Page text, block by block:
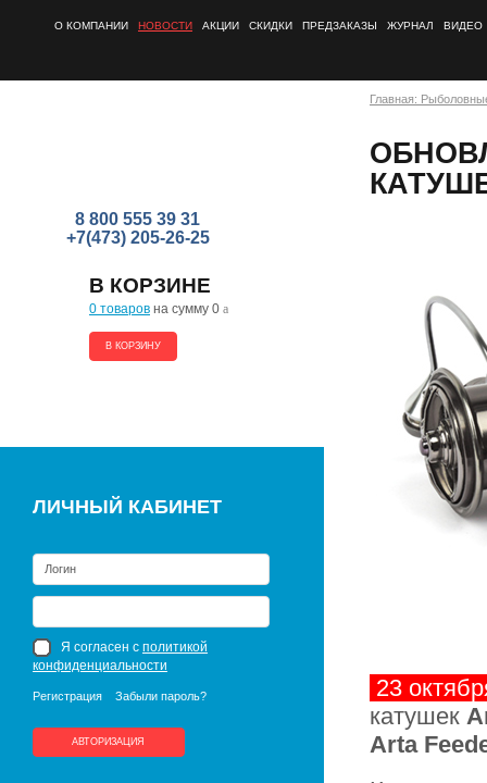
О КОМПАНИИ НОВОСТИ АКЦИИ СКИДКИ ПРЕДЗАКАЗЫ ЖУРНАЛ ВИДЕО
8 800 555 39 31
+7(473) 205-26-25
В КОРЗИНЕ
0 товаров на сумму 0 a
В КОРЗИНУ
ЛИЧНЫЙ КАБИНЕТ
Я согласен с политикой
конфиденциальности
Регистрация Забыли пароль?
АВТОРИЗАЦИЯ
Главная:
23
катушек
Arta